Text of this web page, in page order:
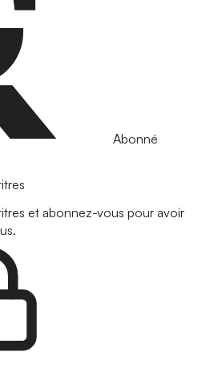
Abonné
et abonnez-vous pour avoir